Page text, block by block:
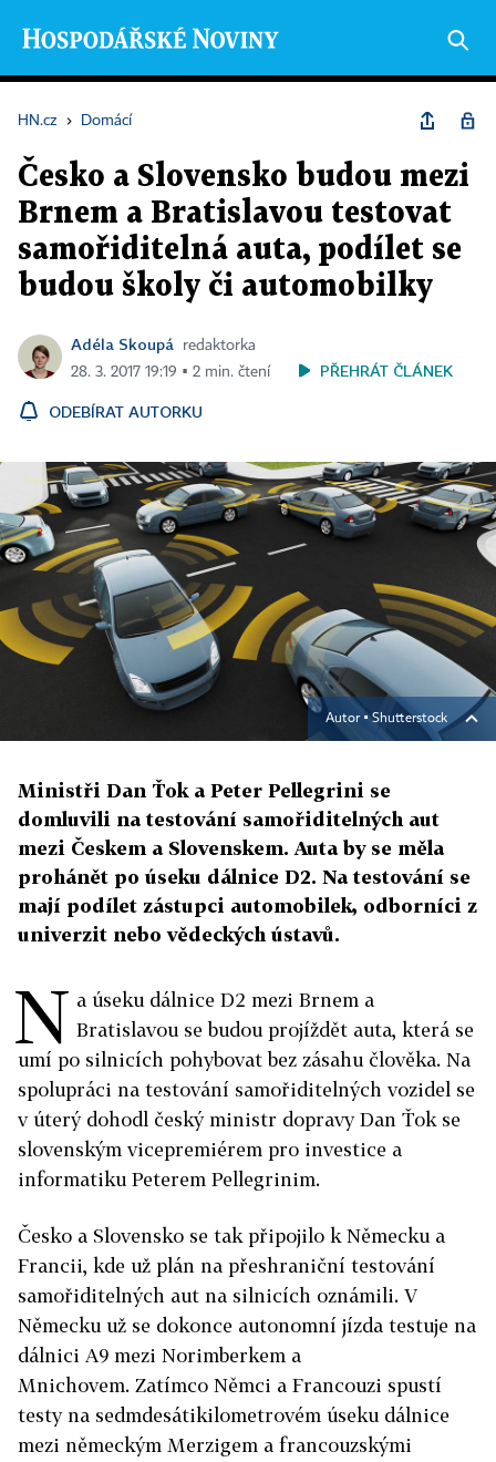
HN.cz › Domácí
Česko a Slovensko budou mezi
Brnem a Bratislavou testovat
samořiditelná auta, podílet se
budou školy či automobilky
Adéla Skoupá
redaktorka
28. 3. 2017 19:19 ▪ 2 min. čtení
PŘEHRÁT ČLÁNEK
ODEBÍRAT AUTORKU
Autor ▪Shutterstock
Ministři Dan Ťok a Peter Pellegrini se
domluvili na testování samořiditelných aut
mezi Českem a Slovenskem. Auta by se měla
prohánět po úseku dálnice D2. Na testování se
mají podílet zástupci automobilek, odborníci z
univerzit nebo vědeckých ústavů.
N a úseku dálnice D2 mezi Brnem a
Bratislavou se budou projíždět auta, která se
umí po silnicích pohybovat bez zásahu člověka. Na
spolupráci na testování samořiditelných vozidel se
v úterý dohodl český ministr dopravy Dan Ťok se
slovenským vicepremiérem pro investice a
informatiku Peterem Pellegrinim.
Česko a Slovensko se tak připojilo k Německu a
Francii, kde už plán na přeshraniční testování
samořiditelných aut na silnicích oznámili. V
Německu už se dokonce autonomní jízda testuje na
dálnici A9 mezi Norimberkem a
Mnichovem. Zatímco Němci a Francouzi spustí
testy na sedmdesátikilometrovém úseku dálnice
mezi německým Merzigem a francouzskými